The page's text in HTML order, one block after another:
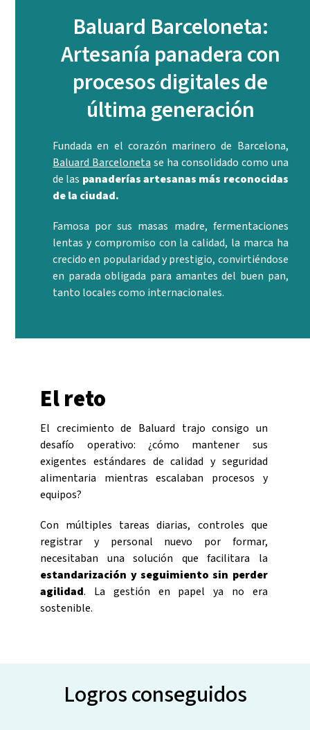
Baluard Barceloneta:
Artesanía panadera con
procesos digitales de
última generación
Fundada en el corazón marinero de Barcelona,
Baluard Barceloneta se ha consolidado como una
de las panaderías artesanas más reconocidas
de la ciudad.
Famosa por sus masas madre, fermentaciones
lentas y compromiso con la calidad, la marca ha
crecido en popularidad y prestigio, convirtiéndose
en parada obligada para amantes del buen pan,
tanto locales como internacionales.
El reto
El crecimiento de Baluard trajo consigo un
desafío operativo: ¿cómo mantener sus
exigentes estándares de calidad y seguridad
alimentaria mientras escalaban procesos y
equipos?
Con múltiples tareas diarias, controles que
registrar y personal nuevo por formar,
necesitaban una solución que facilitara la
estandarización y seguimiento sin perder
agilidad. La gestión en papel ya no era
sostenible.
Logros conseguidos